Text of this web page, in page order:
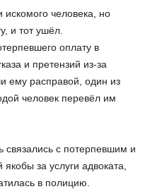
человека, но
и тот ушёл.
оплату в
и претензий из-за
ему расправой, один из
человек перевёл им
с потерпевшим и
за услуги адвоката,
в полицию.